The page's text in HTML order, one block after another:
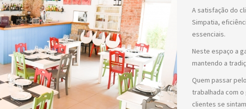
A satisfação do
Simpatia,
essenciais.
Neste espaço a
mantendo a
Quem passar pelo
trabalhada com
clientes se